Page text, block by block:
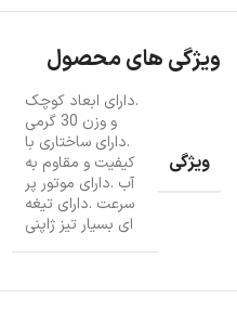
ویژگی های محصول
ویژگی
.دارای ابعاد کوچک
و وزن 30 گرمی
.دارای ساختاری با
کیفیت و مقاوم به
آب .دارای موتور پر
سرعت .دارای تیغه
ای بسیار تیز ژاپنی